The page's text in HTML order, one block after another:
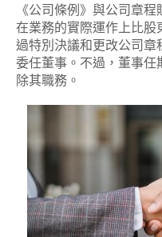
《公司條例》與公司章
在業務的實際運作上比
過特別決議和更改公司
委任董事。不過，董事
除其職務。